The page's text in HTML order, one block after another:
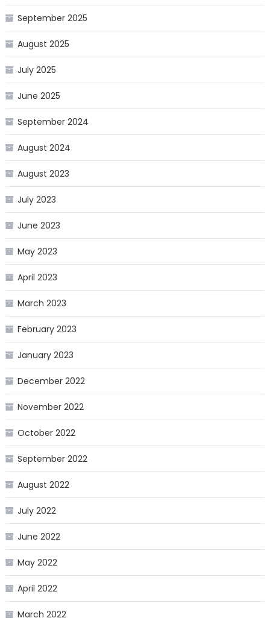
September 2025
August 2025
July 2025
June 2025
September 2024
August 2024
August 2023
July 2023
June 2023
May 2023
April 2023
March 2023
February 2023
January 2023
December 2022
November 2022
October 2022
September 2022
August 2022
July 2022
June 2022
May 2022
April 2022
March 2022